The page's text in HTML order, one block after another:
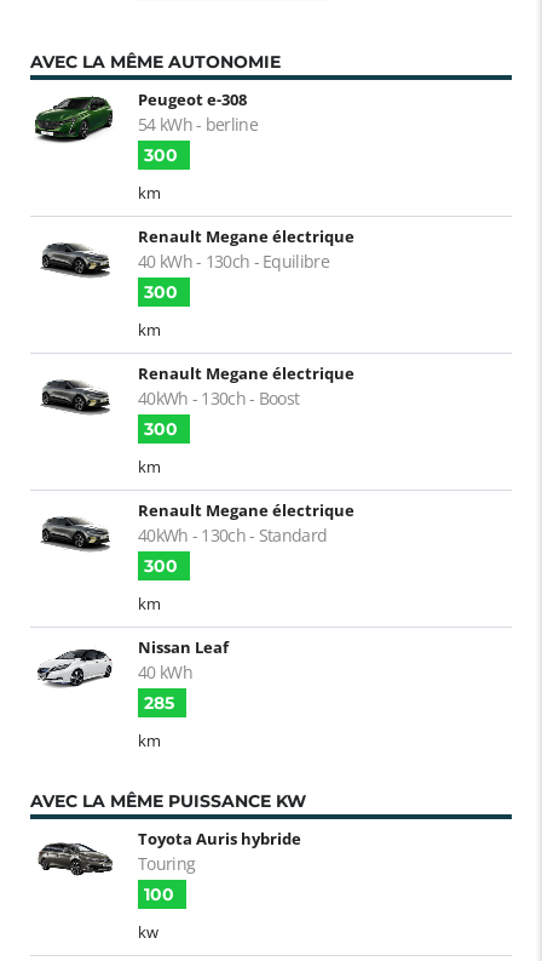
AVEC LA MÊME AUTONOMIE
Peugeot e-308
54 kWh - berline
300
km
Renault Megane électrique
40 kWh - 130ch - Equilibre
300
km
Renault Megane électrique
40kWh - 130ch - Boost
300
km
Renault Megane électrique
40kWh - 130ch - Standard
300
km
Nissan Leaf
40 kWh
285
km
AVEC LA MÊME PUISSANCE KW
Toyota Auris hybride
Touring
100
kw